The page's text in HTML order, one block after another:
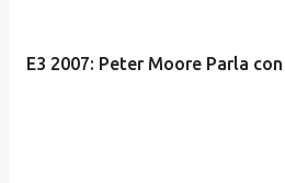
E3 2007: Peter Moore Parla